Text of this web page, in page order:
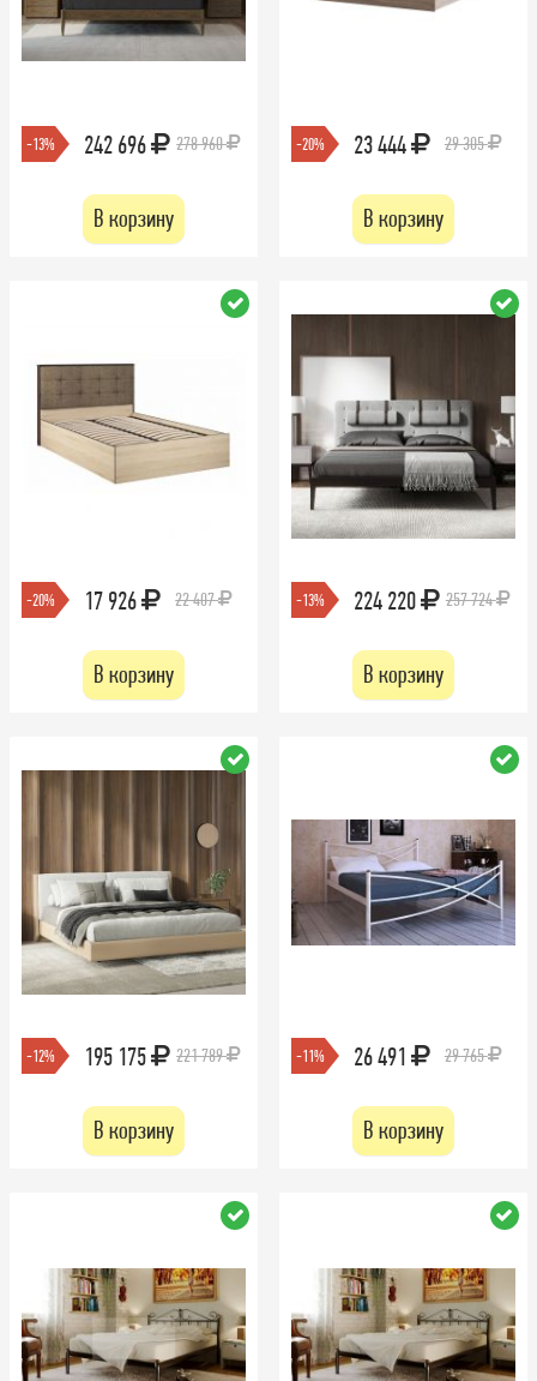
-13% 242 696 278 960
В корзину
-20% 23 444 29 305
В корзину
-20% 17 926 22 407
В корзину
-13% 224 220 257 724
В корзину
-12% 195 175 221 789
В корзину
-11% 26 491 29 765
В корзину